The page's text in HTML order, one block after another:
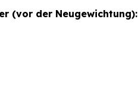
(vor der Neugewichtung):